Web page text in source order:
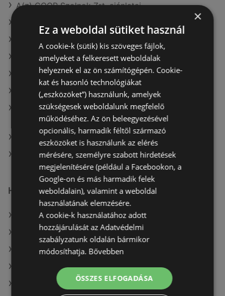
A(z) COOP Szolnok Zrt. ajánlatai
A(z) Reál aktuális akciós újságjai
A(z) Müller HU aktuális akciós újságjai
A(z) Príma aktuális akciós újságjai
A(z) ALDI Magyarország Élelmiszer Bt. aktuális
akciós újságjai
A(z) Chef Market aktuális akciós újságjai
A(z) COOP Szolnok Zrt. üzletei itt: Téti
Hasonló kiskereskedők
A(z) ALDI Magyarország Élelmiszer Bt. ajánlatai
A(z) Auchan ajánlatai
A(z) Metro ajánlatai
A(z) Müller HU ajánlatai
A(z) Ecofamily ajánlatai
×
Ez a weboldal sütiket használ
A cookie-k (sütik) kis szöveges fájlok,
amelyeket a felkeresett weboldalak
helyeznek el az ön számítógépén. Cookie-
kat és hasonló technológiákat
(„eszközöket”) használunk, amelyek
szükségesek weboldalunk megfelelő
működéséhez. Az ön beleegyezésével
opcionális, harmadik féltől származó
eszközöket is használunk az elérés
mérésére, személyre szabott hirdetések
megjelenítésére (például a Facebookon, a
Google-on és más harmadik felek
weboldalain), valamint a weboldal
használatának elemzésére.
A cookie-k használatához adott
hozzájárulását az Adatvédelmi
szabályzatunk oldalán bármikor
módosíthatja. Bővebben
ÖSSZES ELFOGADÁSA